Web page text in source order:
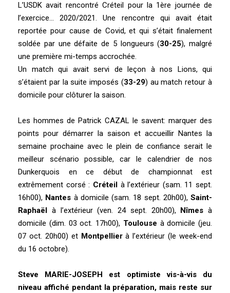
L’USDK avait rencontré Créteil pour la 1ère journée de
l’exercice… 2020/2021. Une rencontre qui avait était
reportée pour cause de Covid, et qui s’était finalement
soldée par une défaite de 5 longueurs (30-25), malgré
une première mi-temps accrochée.
Un match qui avait servi de leçon à nos Lions, qui
s’étaient par la suite imposés (33-29) au match retour à
domicile pour clôturer la saison.
Les hommes de Patrick CAZAL le savent: marquer des
points pour démarrer la saison et accueillir Nantes la
semaine prochaine avec le plein de confiance serait le
meilleur scénario possible, car le calendrier de nos
Dunkerquois en ce début de championnat est
extrêmement corsé : Créteil à l’extérieur (sam. 11 sept.
16h00), Nantes à domicile (sam. 18 sept. 20h00), Saint-
Raphaël
à l’extérieur (ven. 24 sept. 20h00), Nîmes à
domicile (dim. 03 oct. 17h00), Toulouse à domicile (jeu.
07 oct. 20h00) et Montpellierà l’extérieur (le week-end
du 16 octobre).
Steve MARIE-JOSEPH est optimiste vis-à-vis du
niveau affiché pendant la préparation, mais reste sur